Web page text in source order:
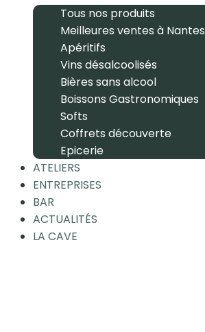
Tous nos produits
Meilleures ventes à Nantes
Apéritifs
Vins désalcoolisés
Bières sans alcool
Boissons Gastronomiques
Softs
Coffrets découverte
Epicerie
ATELIERS
ENTREPRISES
BAR
ACTUALITÉS
LA CAVE